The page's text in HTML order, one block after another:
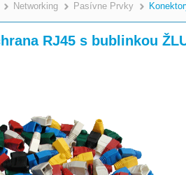
>
Networking >
Pasívne Prvky
RJ45 s bublinkou